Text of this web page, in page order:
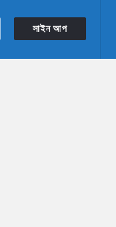
সাইন আপ